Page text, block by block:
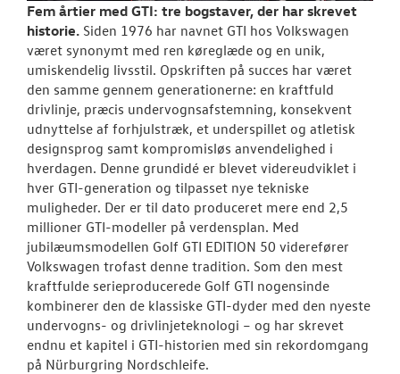
Fem årtier med GTI: tre bogstaver, der har skrevet
historie. Siden 1976 har navnet GTI hos Volkswagen
været synonymt med ren køreglæde og en unik,
umiskendelig livsstil. Opskriften på succes har været
den samme gennem generationerne: en kraftfuld
drivlinje, præcis undervognsafstemning, konsekvent
udnyttelse af forhjulstræk, et underspillet og atletisk
designsprog samt kompromisløs anvendelighed i
hverdagen. Denne grundidé er blevet videreudviklet i
hver GTI-generation og tilpasset nye tekniske
muligheder. Der er til dato produceret mere end 2,5
millioner GTI-modeller på verdensplan. Med
jubilæumsmodellen Golf GTI EDITION 50 viderefører
Volkswagen trofast denne tradition. Som den mest
kraftfulde serieproducerede Golf GTI nogensinde
kombinerer den de klassiske GTI-dyder med den nyeste
undervogns- og drivlinjeteknologi – og har skrevet
endnu et kapitel i GTI-historien med sin rekordomgang
på Nürburgring Nordschleife.